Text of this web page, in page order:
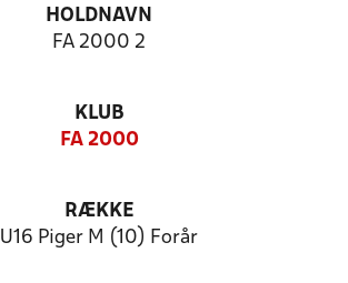
HOLDNAVN
FA 2000 2
KLUB
FA 2000
RÆKKE
U16 Piger M (10) Forår